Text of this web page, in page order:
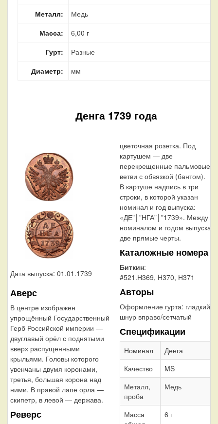
Металл:
Медь
Масса:
6,00 г
Гурт:
Разные
Диаметр:
мм
Денга 1739 года
Дата выпуска: 01.01.1739
Аверс
В центре изображен
упрощённый Государственный
Герб Российской империи —
двуглавый орёл с поднятыми
вверх распущенными
крыльями. Головы которого
увенчаны двумя коронами,
третья, большая корона над
ними. В правой лапе орла —
скипетр, в левой — держава.
Реверс
цветочная розетка. Под
картушем — две
перекрещенные пальмовые
ветви с обвязкой (бантом).
В картуше надпись в три
строки, в которой указан
номинал и год выпуска:
«ДЕ"│"НГА"│"1739». Между
номиналом и годом выпуска
две прямые черты.
Каталожные номера
Биткин:
#521.Н369, H370, Н371
Авторы
Оформление гурта: гладкий/
шнур вправо/сетчатый
Спецификации
Номинал
Денга
Качество
MS
Металл,
проба
Медь
Масса
6 г